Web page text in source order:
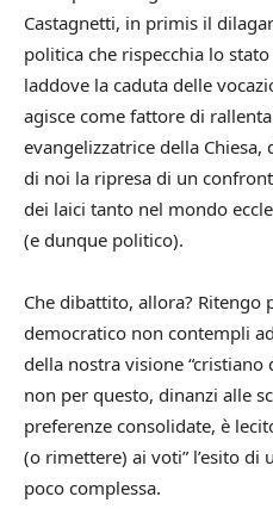
Castagnetti, in primis il
politica che rispecchia lo
laddove la caduta delle
agisce come fattore di
evangelizzatrice della
di noi la ripresa di un
dei laici tanto nel mondo
(e dunque politico).
Che dibattito, allora? Ritengo
democratico non contempli
della nostra visione “cristiano
non per questo, dinanzi alle
preferenze consolidate, è
(o rimettere) ai voti” l’esito di
poco complessa.